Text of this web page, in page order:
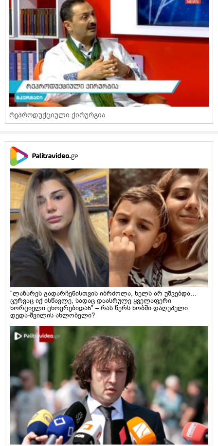
რეპროდუქციული ქირურგია
"ლაზარეს გადარჩენისთვის იბრძოლა, ხელს არ უშვებდა…
ცურვაც იქ ისწავლე, სადაც დაასრულე ყველაფერი
ხორციელი ცხოვრებიდან" – რას წერს ხობში დაღუპული
დედა-შვილის ახლობელი?